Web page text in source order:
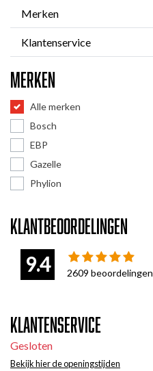
Merken
Klantenservice
Merken
Alle merken
Bosch
EBP
Gazelle
Phylion
Klantbeoordelingen
9.4
2609 beoordelingen
Klantenservice
Gesloten
Bekijk hier de openingstijden